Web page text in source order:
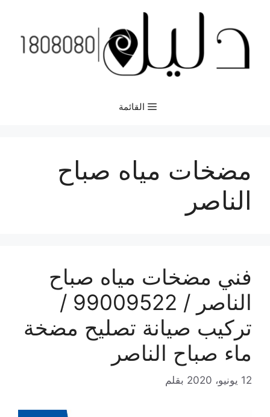
المحتوى
القائمة
مضخات مياه صباح
الناصر
فني مضخات مياه صباح
الناصر / 99009522 /
تركيب صيانة تصليح مضخة
ماء صباح الناصر
12 يونيو، 2020 بقلم